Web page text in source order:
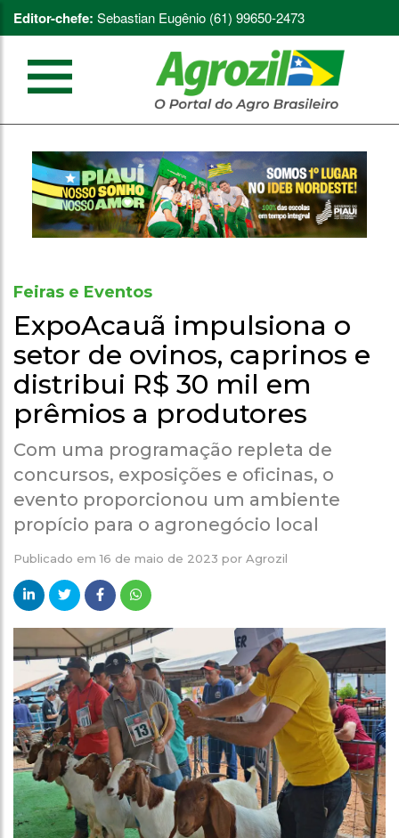
Editor-chefe: Sebastian Eugênio (61) 99650-2473
Feiras e Eventos
ExpoAcauã impulsiona o
setor de ovinos, caprinos e
distribui R$ 30 mil em
prêmios a produtores
Com uma programação repleta de
concursos, exposições e oficinas, o
evento proporcionou um ambiente
propício para o agronegócio local
Publicado em16 de maio de 2023 por Agrozil